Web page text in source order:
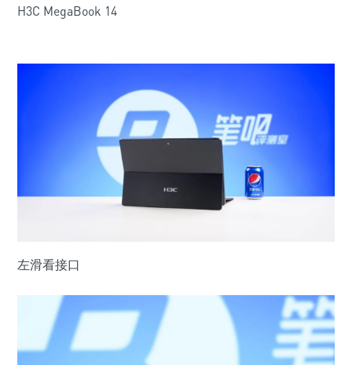
H3C MegaBook 14
左滑看接口